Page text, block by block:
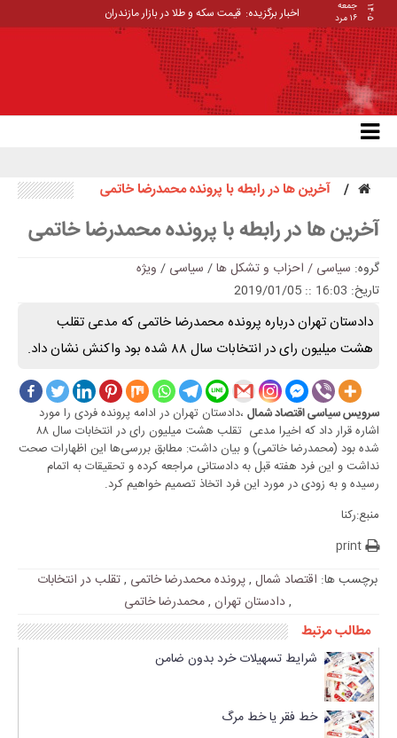
۱۴۰۵
جمعه
۱۶ مرد
اخبار برگزیده: قیمت سکه و طلا در بازار مازندران
آخرین ها در رابطه با پرونده محمدرضا خاتمی
آخرین ها در رابطه با پرونده محمدرضا خاتمی
گروه: سیاسی / احزاب و تشکل ها/ سیاسی / ویژه
تاریخ: 16:03 :: 2019/01/05
دادستان تهران درباره پرونده محمدرضا خاتمی که مدعی تقلب
هشت میلیون رای در انتخابات سال ٨٨ شده بود واکنش نشان داد.
سرویس سیاسی اقتصاد شمال ،دادستان تهران در ادامه پرونده فردی را مورد
اشاره قرار داد که اخیرا مدعی تقلب هشت میلیون رای در انتخابات سال ٨٨
شده بود (محمدرضا خاتمی) و بیان داشت: مطابق بررسی‌ها این اظهارات صحت
نداشت و این فرد هفته قبل به دادستانی مراجعه کرده و تحقیقات به اتمام
رسیده و به زودی در مورد این فرد اتخاذ تصمیم خواهیم کرد.
منبع:رکنا
print
برچسب ها: اقتصاد شمال ,پرونده محمدرضا خاتمی ,تقلب در انتخابات
,دادستان تهران ,محمدرضا خاتمی
مطالب مرتبط
شرایط تسهیلات خرد بدون ضامن
خط فقر یا خط مرگ